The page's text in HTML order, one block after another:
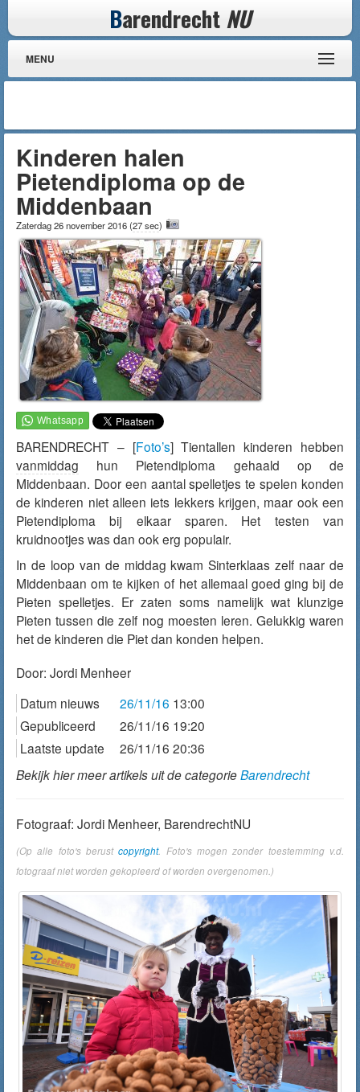
Barendrecht NU
MENU
Kinderen halen
Pietendiploma op de
Middenbaan
Zaterdag 26 november 2016(27 sec)
BARENDRECHT – [Foto’s] Tientallen kinderen hebben
vanmiddag hun Pietendiploma gehaald op de
Middenbaan. Door een aantal spelletjes te spelen konden
de kinderen niet alleen iets lekkers krijgen, maar ook een
Pietendiploma bij elkaar sparen. Het testen van
kruidnootjes was dan ook erg populair.
In de loop van de middag kwam Sinterklaas zelf naar de
Middenbaan om te kijken of het allemaal goed ging bij de
Pieten spelletjes. Er zaten soms namelijk wat klunzige
Pieten tussen die zelf nog moesten leren. Gelukkig waren
het de kinderen die Piet dan konden helpen.
Door: Jordi Menheer
Datum nieuws
26/11/16 13:00
Gepubliceerd
26/11/16 19:20
Laatste update
26/11/16 20:36
Bekijk hier meer artikels uit de categorieBarendrecht
Fotograaf: Jordi Menheer, BarendrechtNU
(Op alle foto's berustcopyright. Foto's mogen zonder toestemming v.d.
fotograaf niet worden gekopieerd of worden overgenomen.)